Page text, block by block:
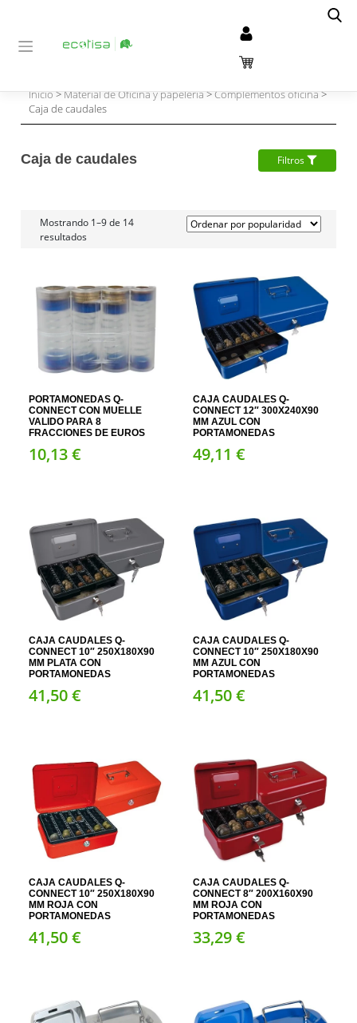
Inicio>Material de Oficina y papelería>Complementos oficina>
Caja de caudales
Caja de caudales Filtros
Mostrando 1–9 de 14
resultados
PORTAMONEDAS Q-
CONNECT CON MUELLE
VALIDO PARA 8
FRACCIONES DE EUROS
10,13€
CAJA CAUDALES Q-
CONNECT 12″ 300X240X90
MM AZUL CON
PORTAMONEDAS
49,11 €
CAJA CAUDALES Q-
CONNECT 10″ 250X180X90
MM PLATA CON
PORTAMONEDAS
41,50€
CAJA CAUDALES Q-
CONNECT 10″ 250X180X90
MM AZUL CON
PORTAMONEDAS
41,50€
CAJA CAUDALES Q-
CONNECT 10″ 250X180X90
MM ROJA CON
PORTAMONEDAS
41,50€
CAJA CAUDALES Q-
CONNECT 8″ 200X160X90
MM ROJA CON
PORTAMONEDAS
33,29€